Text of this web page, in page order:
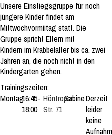
Unsere Einstiegsgruppe für noch
jüngere Kinder findet am
Mittwochvormiitag statt.Die
Gruppe spricht Eltern mit
Kindern im Krabbelalter bis ca. zwei
Jahren an, die noch nicht in den
Kindergarten gehen.
Trainingszeiten:
Montag16:45-
18:00
Höntroper
Str. 71
SabineDerzeit
leider
keine